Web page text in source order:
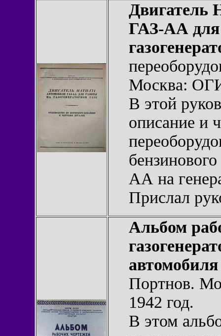
Двигатель
ГАЗ-АА
Москва:
В этой
описание и
АА на
Прислал
Альбом
Портнов.
1942 год.
В этом